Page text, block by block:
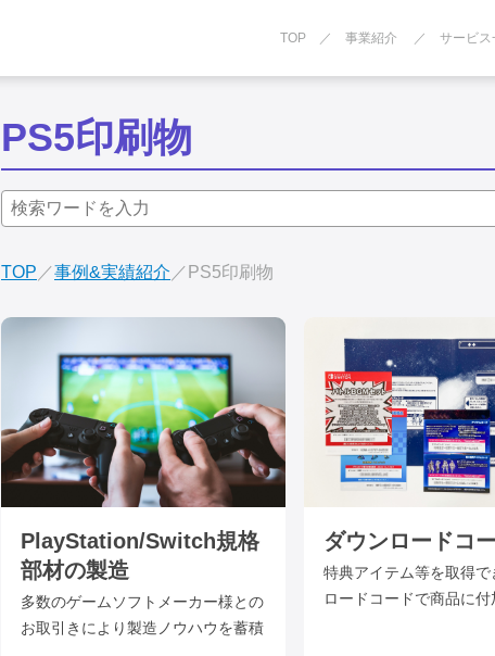
TOP 事業紹介 サービス
PS5印刷物
TOP 事例&実績紹介 PS5印刷物
PlayStation/Switch規格
部材の製造
多数のゲームソフトメーカー様との
お取引きにより製造ノウハウを蓄積
ダウンロードコ
特典アイテム等を取得で
ロードコードで商品に付